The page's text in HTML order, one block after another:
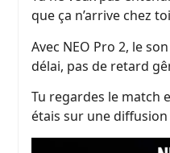
que ça n’arrive chez
Avec NEO Pro 2, le
délai, pas de retard
Tu regardes le match
étais sur une